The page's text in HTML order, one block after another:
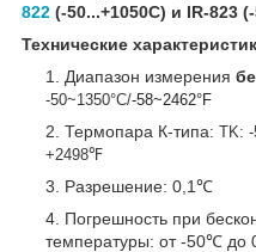
822 (-50...+1050С) и IR-823
Технические
Диапазон измерения
-50~1350°C/-58~2462°F
Термопара К-типа: TK:
+2498℉
Разрешение: 0,1℃
Погрешность при
температуры: от -50℃